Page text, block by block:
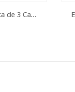
Mascara Tipo Cirurgica de 3 Camadas – Cx. c/50